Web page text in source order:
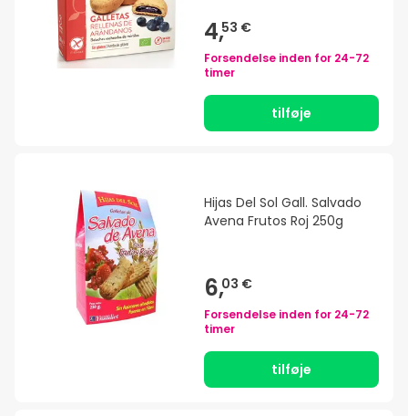
4,53 €
Forsendelse inden for 24-72
timer
tilføje
Hijas Del Sol Gall. Salvado
Avena Frutos Roj 250g
6,03 €
Forsendelse inden for 24-72
timer
tilføje